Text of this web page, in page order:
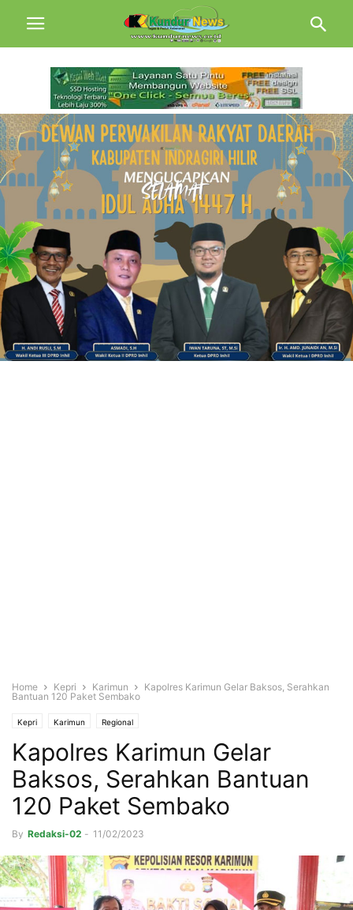
Home Kepri Karimun
Kapolres Karimun Gelar Baksos, Serahkan
Bantuan 120 Paket Sembako
Kepri Karimun Regional
Kapolres Karimun Gelar
Baksos, Serahkan Bantuan
120 Paket Sembako
By Redaksi-02 - 11/02/2023